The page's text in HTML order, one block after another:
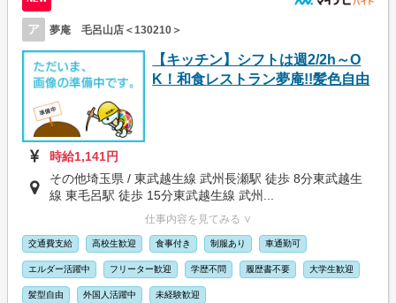
ア 夢庵 毛呂山店＜130210＞
【キッチン】シフトは週2/2h～O
K！和食レストラン夢庵!!髪色自由
時給1,141円
その他埼玉県 / 東武越生線 武州長瀬駅 徒歩 8分東武越生
線 東毛呂駅 徒歩 15分東武越生線 武州...
仕事内容を見てみる ∨
交通費支給 高校生歓迎 食事付き 制服あり 車通勤可
エルダー活躍中 フリーター歓迎 学歴不問 履歴書不要 大学生歓迎
髪型自由 外国人活躍中 未経験歓迎